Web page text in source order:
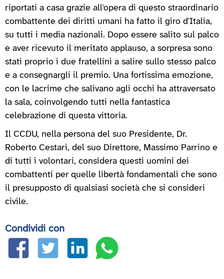
riportati a casa grazie all'opera di questo straordinario
combattente dei diritti umani ha fatto il giro d'Italia,
su tutti i media nazionali. Dopo essere salito sul palco
e aver ricevuto il meritato applauso, a sorpresa sono
stati proprio i due fratellini a salire sullo stesso palco
e a consegnargli il premio. Una fortissima emozione,
con le lacrime che salivano agli occhi ha attraversato
la sala, coinvolgendo tutti nella fantastica
celebrazione di questa vittoria.
Il CCDU, nella persona del suo Presidente, Dr.
Roberto Cestari, del suo Direttore, Massimo Parrino e
di tutti i volontari, considera questi uomini dei
combattenti per quelle libertà fondamentali che sono
il presupposto di qualsiasi società che si consideri
civile.
Condividi con